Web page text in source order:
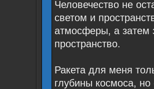
Человечество не
светом и
атмосферы, а затем
пространство.
Ракета для меня
глубины космоса,